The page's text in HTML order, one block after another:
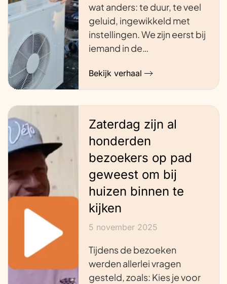
wat anders: te duur, te veel
geluid, ingewikkeld met
instellingen. We zijn eerst bij
iemand in de…
Bekijk verhaal
Zaterdag zijn al
honderden
bezoekers op pad
geweest om bij
huizen binnen te
kijken
5 november 2025
Tijdens de bezoeken
werden allerlei vragen
gesteld, zoals: Kies je voor